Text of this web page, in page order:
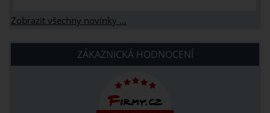
Zobrazit všechny novinky ...
ZÁKAZNICKÁ HODNOCENÍ